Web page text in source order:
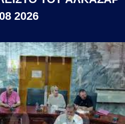
2026